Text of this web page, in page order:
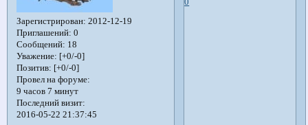
Зарегистрирован: 2012-12-19
Приглашений: 0
Сообщений: 18
Уважение: [+0/-0]
Позитив: [+0/-0]
Провел на форуме:
9 часов 7 минут
Последний визит:
2016-05-22 21:37:45
0